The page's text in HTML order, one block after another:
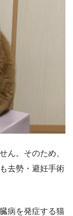
ん。そのため、
去勢・避妊手術
病を発症する猫